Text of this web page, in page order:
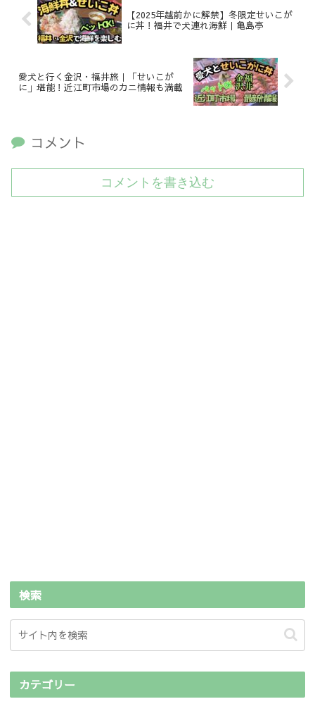
【2025年越前かに解禁】冬限定せいこが
に丼！福井で犬連れ海鮮｜亀島亭
愛犬と行く金沢・福井旅｜「せいこが
に」堪能！近江町市場のカニ情報も満載
コメント
コメントを書き込む
検索
カテゴリー